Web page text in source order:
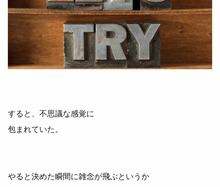
すると、不思議な感覚に
包まれていた。
やると決めた瞬間に雑念が飛ぶというか